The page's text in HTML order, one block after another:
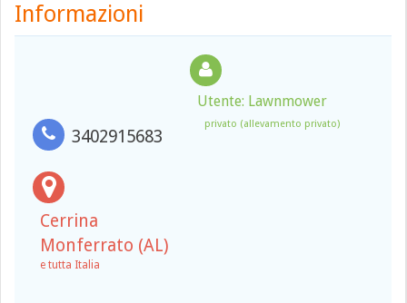
Informazioni
3402915683
Utente: Lawnmower
privato (allevamento privato)
Cerrina
Monferrato (AL)
e tutta Italia